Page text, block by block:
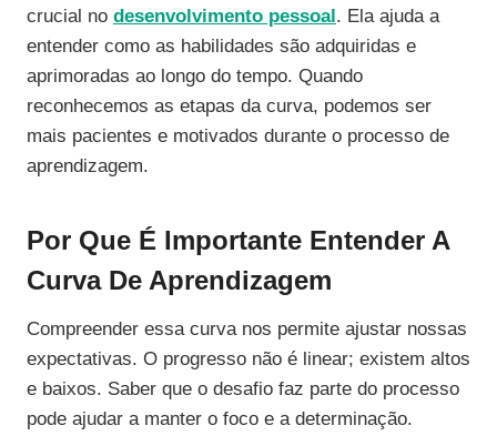
crucial no desenvolvimento pessoal . Ela ajuda a
entender como as habilidades são adquiridas e
aprimoradas ao longo do tempo. Quando
reconhecemos as etapas da curva, podemos ser
mais pacientes e motivados durante o processo de
aprendizagem.
Por Que É Importante Entender A
Curva De Aprendizagem
Compreender essa curva nos permite ajustar nossas
expectativas. O progresso não é linear; existem altos
e baixos. Saber que o desafio faz parte do processo
pode ajudar a manter o foco e a determinação.